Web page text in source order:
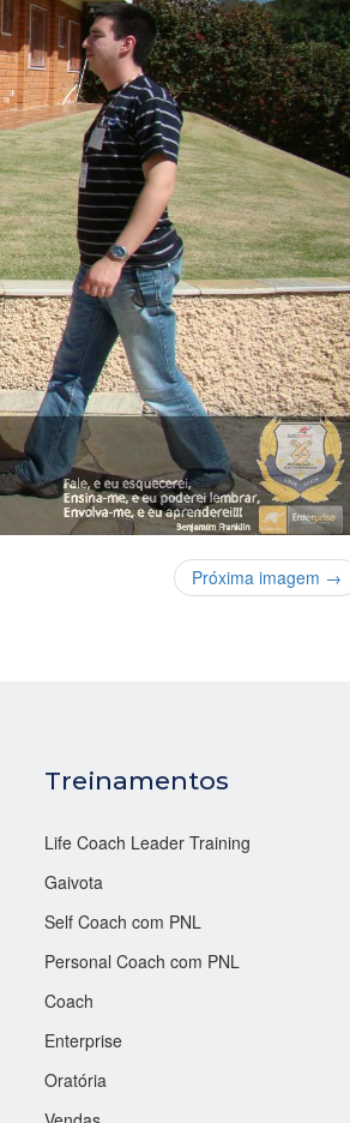
Próxima imagem →
Treinamentos
Life Coach Leader Training
Gaivota
Self Coach com PNL
Personal Coach com PNL
Coach
Enterprise
Oratória